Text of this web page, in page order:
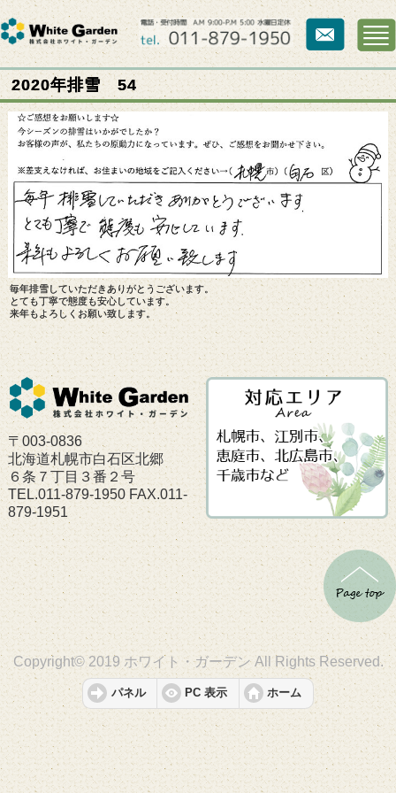
2020年排雪 54
毎年排雪していただきありがとうございます。
とても丁寧で態度も安心しています。
来年もよろしくお願い致します。
〒003-0836
北海道札幌市白石区北郷
６条７丁目３番２号
TEL.011-879-1950 FAX.011-
879-1951
Copyright© 2019 ホワイト・ガーデン All Rights Reserved.
パネル PC 表示 ホーム